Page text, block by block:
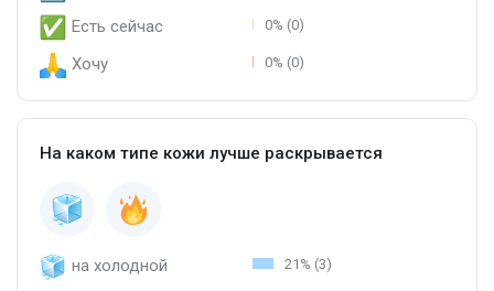
Есть сейчас 0% (0)
Хочу 0% (0)
На каком типе кожи лучше раскрывается
на холодной 21% (3)